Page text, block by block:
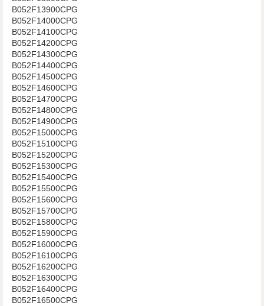
B052F13900CPG
B052F14000CPG
B052F14100CPG
B052F14200CPG
B052F14300CPG
B052F14400CPG
B052F14500CPG
B052F14600CPG
B052F14700CPG
B052F14800CPG
B052F14900CPG
B052F15000CPG
B052F15100CPG
B052F15200CPG
B052F15300CPG
B052F15400CPG
B052F15500CPG
B052F15600CPG
B052F15700CPG
B052F15800CPG
B052F15900CPG
B052F16000CPG
B052F16100CPG
B052F16200CPG
B052F16300CPG
B052F16400CPG
B052F16500CPG